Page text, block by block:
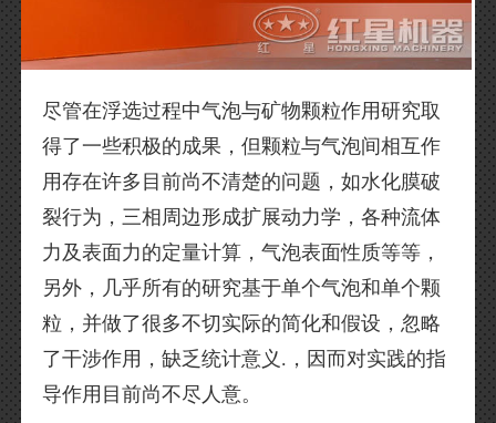
尽管在浮选过程中气泡与矿物颗粒作用研究取
得了一些积极的成果，但颗粒与气泡间相互作
用存在许多目前尚不清楚的问题，如水化膜破
裂行为，三相周边形成扩展动力学，各种流体
力及表面力的定量计算，气泡表面性质等等，
另外，几乎所有的研究基于单个气泡和单个颗
粒，并做了很多不切实际的简化和假设，忽略
了干涉作用，缺乏统计意义.，因而对实践的指
导作用目前尚不尽人意。